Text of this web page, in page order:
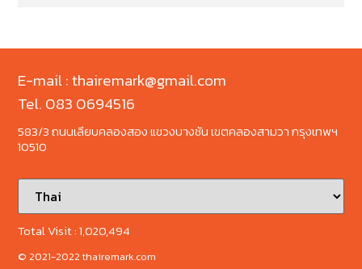
E-mail : thairemark@gmail.com
Tel. 083 0694516
583/3 ถนนเลียบคลองสอง แขวงบางชัน เขตคลองสามวา กรุงเทพฯ
10510
Total Visit :1,020,494
© 2021-2022 thairemark.com